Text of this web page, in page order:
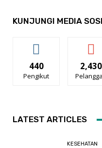
KUNJUNGI MEDIA
440
Pengikut
2,430
LATEST ARTICLES
KESEHATAN